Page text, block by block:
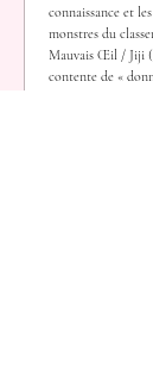
connaissance et
monstres du
Mauvais Œil / Jiji (Dandadan) Il ne
contente de «